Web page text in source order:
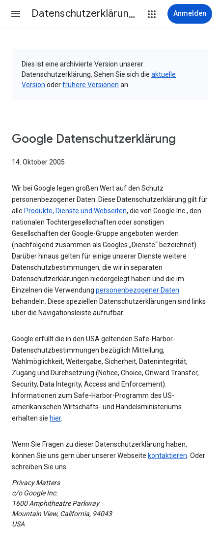
Datenschutzerklärung & Nutzungsbedingungen Anmelden
Dies ist eine archivierte Version unserer
Datenschutzerklärung. Sehen Sie sich die aktuelle
Version oderfrühere Versionen an.
Google Datenschutzerklärung
14. Oktober 2005
Wir bei Google legen großen Wert auf den Schutz
personenbezogener Daten. Diese Datenschutzerklärung gilt für
alle Produkte, Dienste und Webseiten, die von Google Inc., den
nationalen Tochtergesellschaften oder sonstigen
Gesellschaften der Google-Gruppe angeboten werden
(nachfolgend zusammen als Googles „Dienste“ bezeichnet).
Darüber hinaus gelten für einige unserer Dienste weitere
Datenschutzbestimmungen, die wir in separaten
Datenschutzerklärungen niedergelegt haben und die im
Einzelnen die Verwendung personenbezogener Daten
behandeln. Diese speziellen Datenschutzerklärungen sind links
über die Navigationsleiste aufrufbar.
Google erfüllt die in den USA geltenden Safe-Harbor-
Datenschutzbestimmungen bezüglich Mitteilung,
Wahlmöglichkeit, Weitergabe, Sicherheit, Datenintegrität,
Zugang und Durchsetzung (Notice, Choice, Onward Transfer,
Security, Data Integrity, Access and Enforcement).
Informationen zum Safe-Harbor-Programm des US-
amerikanischen Wirtschafts- und Handelsministeriums
erhalten sie hier.
Wenn Sie Fragen zu dieser Datenschutzerklärung haben,
können Sie uns gern über unserer Webseite kontaktieren . Oder
schreiben Sie uns:
Privacy Matters
c/o Google Inc.
1600 Amphitheatre Parkway
Mountain View, California, 94043
USA